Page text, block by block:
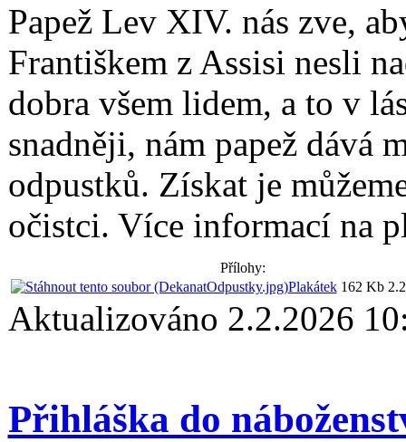
Papež Lev XIV. nás zve,
Františkem z Assisi nesli
dobra všem lidem, a to v
snadněji, nám papež dává
odpustků. Získat je
očistci. Více informací na
Přílohy:
Plakátek 162 Kb
Aktualizováno 2.2.2026
Přihláška do